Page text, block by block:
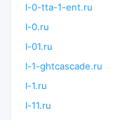
l-0-tta-1-ent.ru
l-0.ru
l-01.ru
l-1-ghtcascade.ru
l-1.ru
l-11.ru